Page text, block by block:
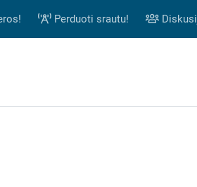
Perduoti srautu!